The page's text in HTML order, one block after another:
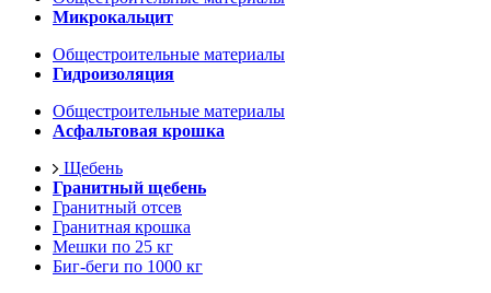
Микрокальцит
Общестроительные материалы
Гидроизоляция
Общестроительные материалы
Асфальтовая крошка
Щебень
Гранитный щебень
Гранитный отсев
Гранитная крошка
Мешки по 25 кг
Биг-беги по 1000 кг